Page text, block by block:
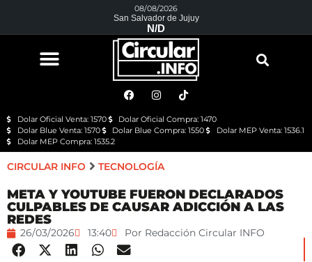
08/08/2026
San Salvador de Jujuy
N/D
Dolar Oficial Venta: 1570
Dolar Oficial Compra: 1470
Dolar Blue Venta: 1570
Dolar Blue Compra: 1550
Dolar MEP Venta: 1536.1
Dolar MEP Compra: 1535.2
CIRCULAR INFO TECNOLOGÍA
META Y YOUTUBE FUERON DECLARADOS
CULPABLES DE CAUSAR ADICCIÓN A LAS
REDES
26/03/2026 13:40 Por Redacción Circular INFO